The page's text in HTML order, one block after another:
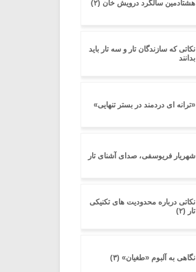
هشتادمین سالگرد درویش خان (۲)
نکاتی که سازندگان تار و سه تار باید
بدانند
«ترانه ای دردمند در بستر تنهایی»
شهریار فریوسفی، صدای آشنای تار
نکاتی درباره محدودیت های تکنیکی
تار (۲)
نگاهی به آلبوم «طغیان» (۳)